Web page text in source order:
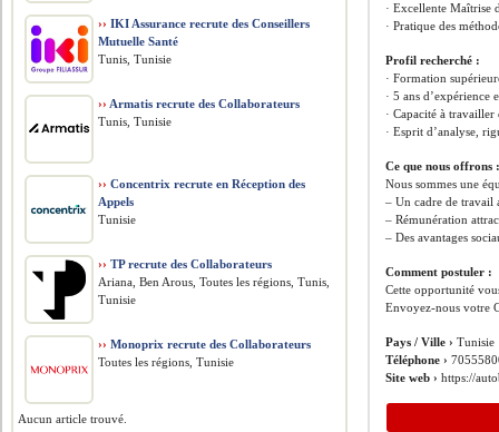
· Excellente Maîtrise
· Pratique des
Profil recherché :
· Formation
· 5 ans d’expérience
· Capacité à
· Esprit d’analyse,
Ce que nous offrons
Nous sommes une
– Un cadre de travail
– Rémunération
– Des avantages
Comment postuler :
Cette opportunité
Envoyez-nous votre
Pays / Ville › Tunisie
Téléphone ›
Site web › https://
›› IKI Assurance recrute des Conseillers
Mutuelle Santé
Tunis, Tunisie
›› Armatis recrute des Collaborateurs
Tunis, Tunisie
›› Concentrix recrute en Réception des
Appels
Tunisie
›› TP recrute des Collaborateurs
Ariana, Ben Arous, Toutes les régions, Tunis,
Tunisie
›› Monoprix recrute des Collaborateurs
Toutes les régions, Tunisie
Aucun article trouvé.